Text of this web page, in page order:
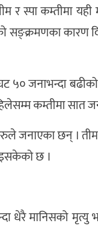
र स्पा कम्तीमा
सङ्क्रमणका कारण
जनाभन्दा बढीको
कम्तीमा सात
जनाएका छन् ।
छ ।
धेरै मानिसको मृत्यु